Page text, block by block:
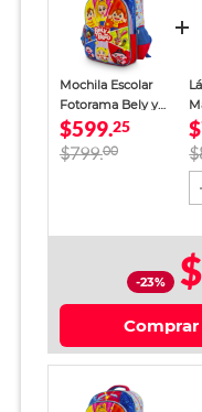
Mochila Escolar
Fotorama Bely y
Beto Niños
$599.25
$799.00
-23%